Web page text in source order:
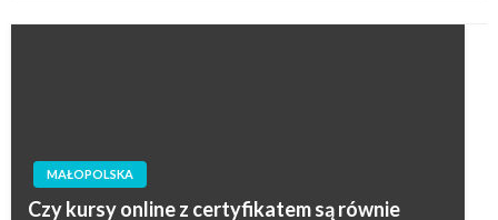
MAŁOPOLSKA
Czy kursy online z certyfikatem są równie